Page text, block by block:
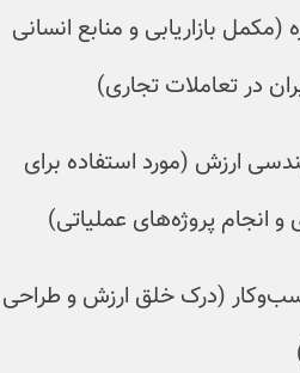
و منابع انسانی
تجاری)
استفاده برای
عملیاتی)
خلق ارزش و طراحی